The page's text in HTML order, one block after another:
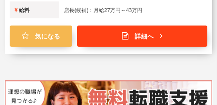
給料 店長(候補)：月給27万円～43万円
気になる 詳細へ